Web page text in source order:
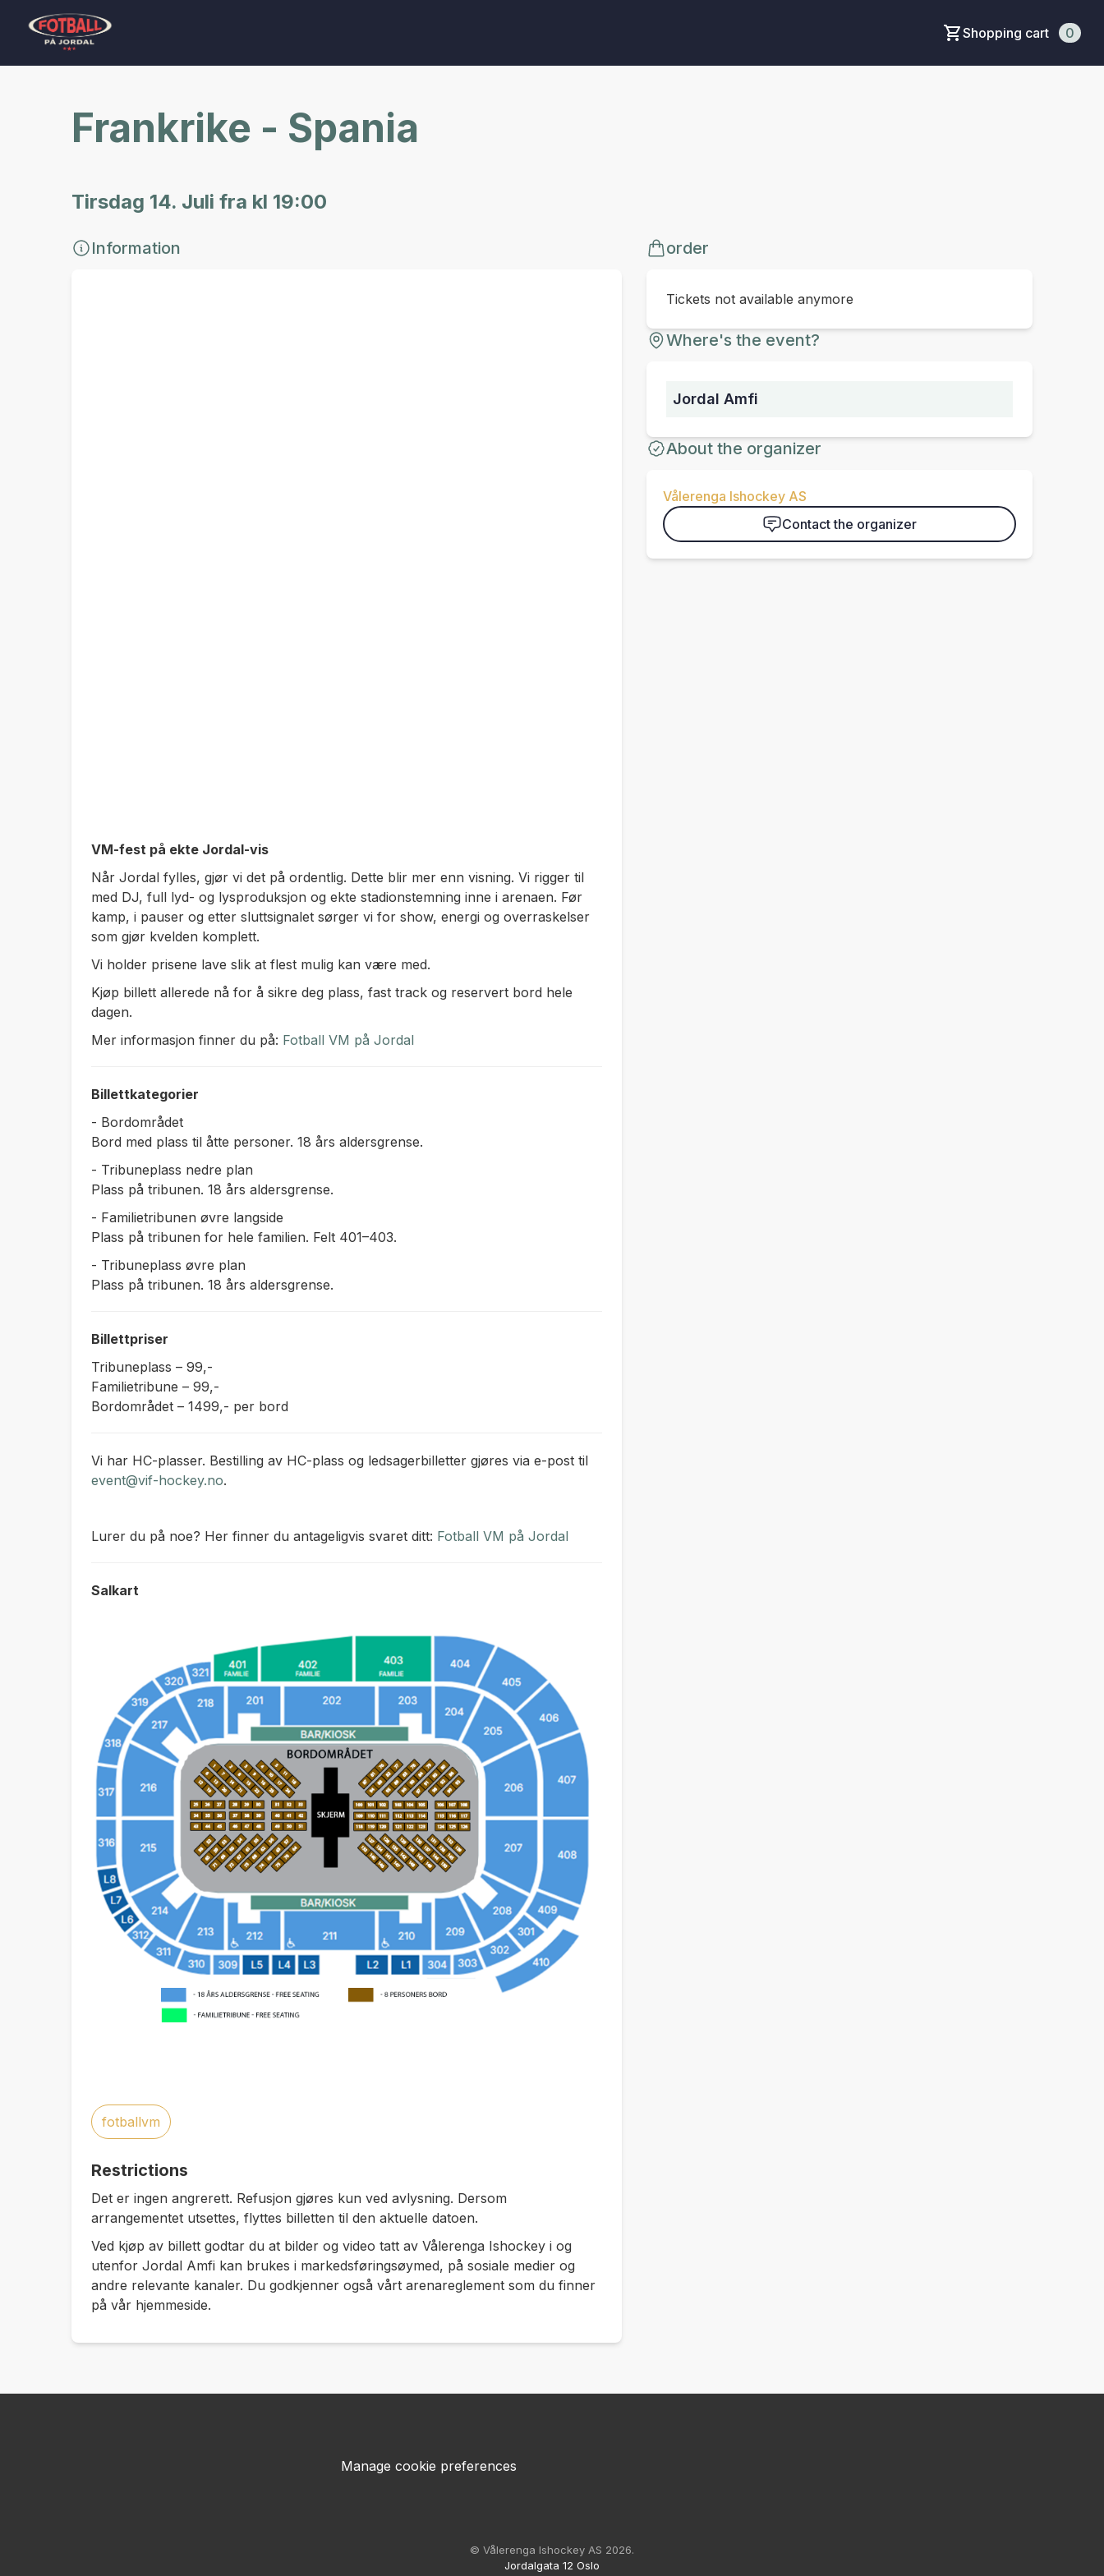
Shopping cart 0
Frankrike - Spania
Tirsdag 14. Juli fra kl 19:00
Information
VM-fest på ekte Jordal-vis
Når Jordal fylles, gjør vi det på ordentlig. Dette blir mer enn visning. Vi rigger til
med DJ, full lyd- og lysproduksjon og ekte stadionstemning inne i arenaen. Før
kamp, i pauser og etter sluttsignalet sørger vi for show, energi og overraskelser
som gjør kvelden komplett.
Vi holder prisene lave slik at flest mulig kan være med.
Kjøp billett allerede nå for å sikre deg plass, fast track og reservert bord hele
dagen.
Mer informasjon finner du på: Fotball VM på Jordal
Billettkategorier
- Bordområdet
Bord med plass til åtte personer. 18 års aldersgrense.
- Tribuneplass nedre plan
Plass på tribunen. 18 års aldersgrense.
- Familietribunen øvre langside
Plass på tribunen for hele familien. Felt 401–403.
- Tribuneplass øvre plan
Plass på tribunen. 18 års aldersgrense.
Billettpriser
Tribuneplass – 99,-
Familietribune – 99,-
Bordområdet – 1499,- per bord
Vi har HC-plasser. Bestilling av HC-plass og ledsagerbilletter gjøres via e-post til
event@vif-hockey.no.
Lurer du på noe? Her finner du antageligvis svaret ditt: Fotball VM på Jordal
Salkart
fotballvm
Restrictions
Det er ingen angrerett. Refusjon gjøres kun ved avlysning. Dersom
arrangementet utsettes, flyttes billetten til den aktuelle datoen.
Ved kjøp av billett godtar du at bilder og video tatt av Vålerenga Ishockey i og
utenfor Jordal Amfi kan brukes i markedsføringsøymed, på sosiale medier og
andre relevante kanaler. Du godkjenner også vårt arenareglement som du finner
på vår hjemmeside.
order
Tickets not available anymore
Where's the event?
Jordal Amfi
About the organizer
Vålerenga Ishockey AS
Contact the organizer
Manage cookie preferences
© Vålerenga Ishockey AS 2026.
Jordalgata 12 Oslo